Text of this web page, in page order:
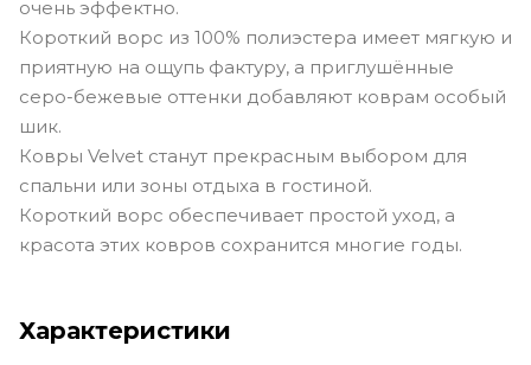
очень эффектно.
Короткий ворс из 100% полиэстера имеет мягкую и
приятную на ощупь фактуру, а приглушённые
серо-бежевые оттенки добавляют коврам особый
шик.
Ковры Velvet станут прекрасным выбором для
спальни или зоны отдыха в гостиной.
Короткий ворс обеспечивает простой уход, а
красота этих ковров сохранится многие годы.
Характеристики